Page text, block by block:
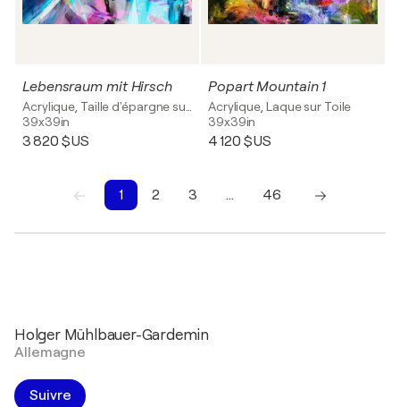
Lebensraum mit Hirsch
39x39in
3 820 $US
Popart Mountain 1
Acrylique, Laque sur Toile
39x39in
4 120 $US
1 2 3 …
46
Holger Mühlbauer-Gardemin
Allemagne
Suivre